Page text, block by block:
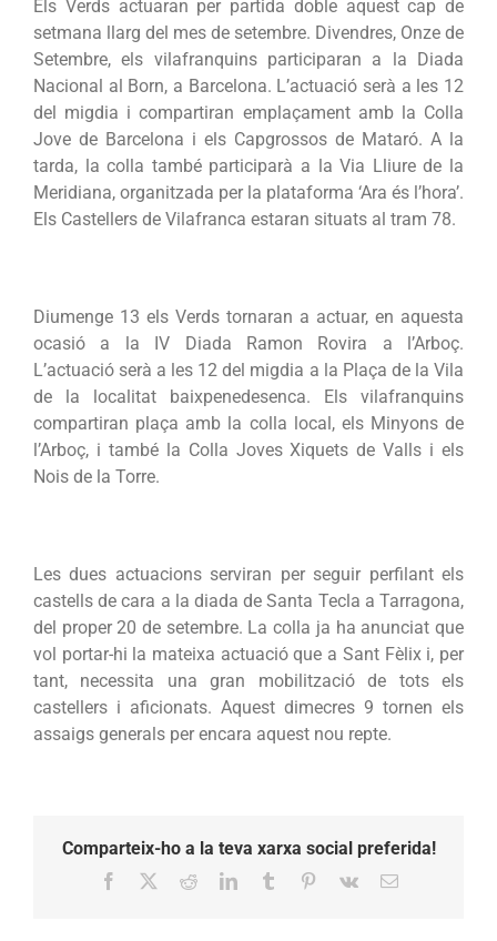
Els Verds actuaran per partida doble aquest cap de
setmana llarg del mes de setembre. Divendres, Onze de
Setembre, els vilafranquins participaran a la Diada
Nacional al Born, a Barcelona. L’actuació serà a les 12
del migdia i compartiran emplaçament amb la Colla
Jove de Barcelona i els Capgrossos de Mataró. A la
tarda, la colla també participarà a la Via Lliure de la
Meridiana, organitzada per la plataforma ‘Ara és l’hora’.
Els Castellers de Vilafranca estaran situats al tram 78.
Diumenge 13 els Verds tornaran a actuar, en aquesta
ocasió a la IV Diada Ramon Rovira a l’Arboç.
L’actuació serà a les 12 del migdia a la Plaça de la Vila
de la localitat baixpenedesenca. Els vilafranquins
compartiran plaça amb la colla local, els Minyons de
l’Arboç, i també la Colla Joves Xiquets de Valls i els
Nois de la Torre.
Les dues actuacions serviran per seguir perfilant els
castells de cara a la diada de Santa Tecla a Tarragona,
del proper 20 de setembre. La colla ja ha anunciat que
vol portar-hi la mateixa actuació que a Sant Fèlix i, per
tant, necessita una gran mobilització de tots els
castellers i aficionats. Aquest dimecres 9 tornen els
assaigs generals per encara aquest nou repte.
Comparteix-ho a la teva xarxa social preferida!
Facebook RedditLinkedInTumblr Pinterest
Vk Email: